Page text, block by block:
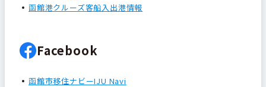
函館港クルーズ客船入出港情報
Facebook
函館市移住ナビーIJU Navi